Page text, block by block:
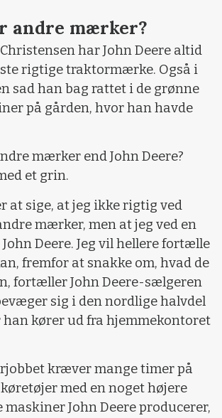
andre mærker?
har John Deere altid
rigtige traktormærke. Også i
sad han bag rattet i de grønne
på gården, hvor han havde
mærker end John Deere?
et grin.
at sige, at jeg ikke rigtig ved
mærker, men at jeg ved en
Deere. Jeg vil hellere fortælle
fremfor at snakke om, hvad de
fortæller John Deere-sælgeren
sig i den nordlige halvdel
han kører ud fra hjemmekontoret
kræver mange timer på
med en noget højere
John Deere producerer,